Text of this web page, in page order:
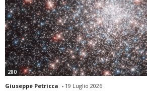
280
Giuseppe Petricca - 19 Luglio 2026